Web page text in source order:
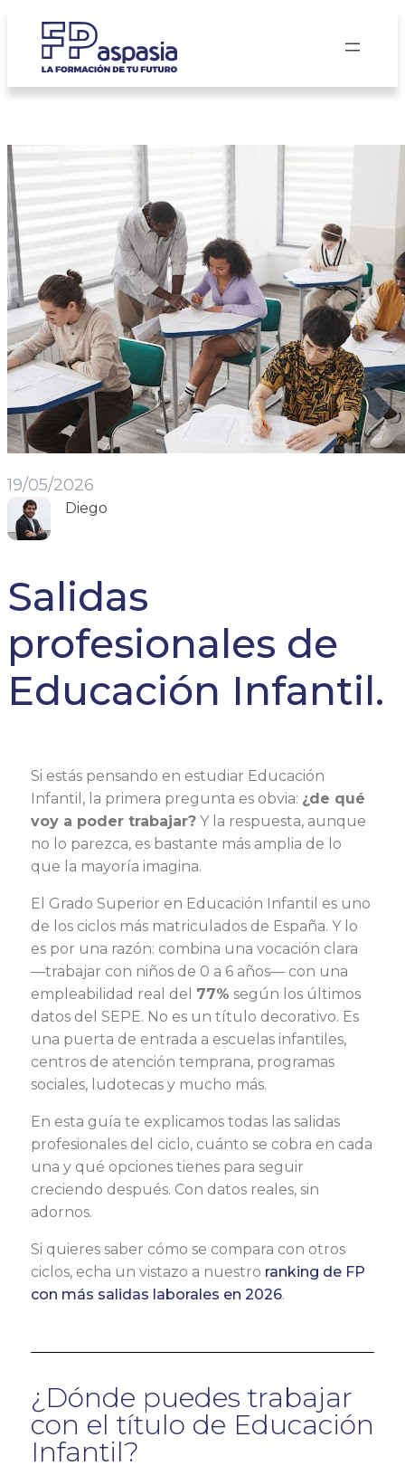
19/05/2026
Diego
Salidas
profesionales de
Educación Infantil.
Si estás pensando en estudiar Educación
Infantil, la primera pregunta es obvia: ¿de qué
voy a poder trabajar? Y la respuesta, aunque
no lo parezca, es bastante más amplia de lo
que la mayoría imagina.
El Grado Superior en Educación Infantil es uno
de los ciclos más matriculados de España. Y lo
es por una razón: combina una vocación clara
—trabajar con niños de 0 a 6 años— con una
empleabilidad real del 77% según los últimos
datos del SEPE. No es un título decorativo. Es
una puerta de entrada a escuelas infantiles,
centros de atención temprana, programas
sociales, ludotecas y mucho más.
En esta guía te explicamos todas las salidas
profesionales del ciclo, cuánto se cobra en cada
una y qué opciones tienes para seguir
creciendo después. Con datos reales, sin
adornos.
Si quieres saber cómo se compara con otros
ciclos, echa un vistazo a nuestro ranking de FP
con más salidas laborales en 2026.
¿Dónde puedes trabajar
con el título de Educación
Infantil?